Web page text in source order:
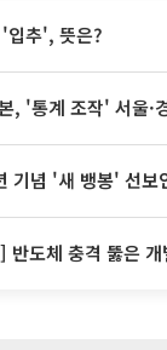
입추', 뜻은?
통계 조작' 서울·경기·충북 선